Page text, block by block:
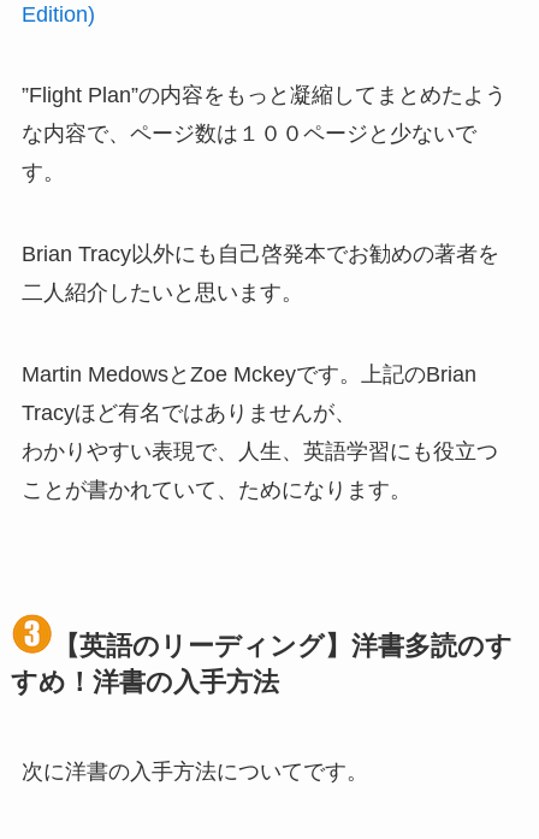
Edition)
”Flight Plan”の内容をもっと凝縮してまとめたよう
な内容で、ページ数は１００ページと少ないで
す。
Brian Tracy以外にも自己啓発本でお勧めの著者を
二人紹介したいと思います。
Martin MedowsとZoe Mckeyです。上記のBrian
Tracyほど有名ではありませんが、
わかりやすい表現で、人生、英語学習にも役立つ
ことが書かれていて、ためになります。
【英語のリーディング】洋書多読のす
すめ！洋書の入手方法
次に洋書の入手方法についてです。